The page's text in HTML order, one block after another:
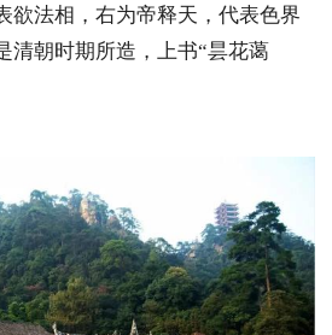
欲法相，右为帝释天，代表色界
清朝时期所造，上书“昙花蔼